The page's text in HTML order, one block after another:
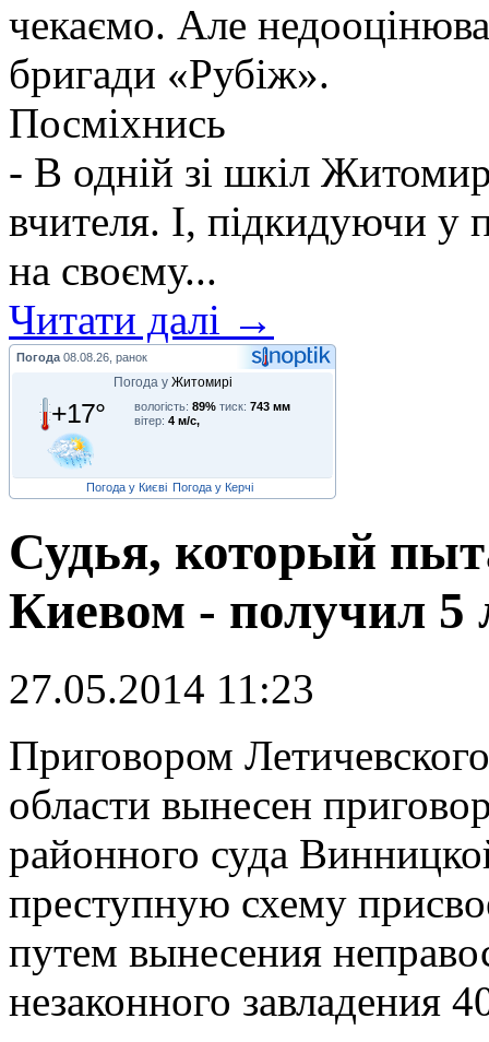
чекаємо. Але
бригади «Рубіж».
Посміхнись
- В одній зі шкіл
вчителя. І, підкидуючи у
на своєму...
Читати далі →
Погода 08.08.26, ранок
Погода у Житомирі
+17° вологість: 89% тиск: 743 мм
вітер: 4 м/с,
Погода у Києві Погода у Керчі
Судья, который
Киевом - получил 5
27.05.2014 11:23
Приговором
области вынесен
районного суда
преступную схему
путем вынесения
незаконного завладения